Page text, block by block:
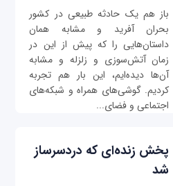
باز هم یک حادثه طبیعی در کشور
بحران آفرید و مشابه همان
داستان‌هایی را که پیش از این در
زمان آتش‌سوزی و زلزله و مشابه‌
آن‌ها دیده‌ایم، این‌ بار هم تجربه
کردیم. گوشی‌های همراه و شبکه‌های
اجتماعی و فضای...
پخش زنده‌ای که دردسرساز
شد